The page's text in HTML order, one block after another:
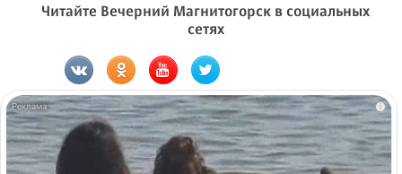
Читайте Вечерний Магнитогорск в социальных
сетях
i